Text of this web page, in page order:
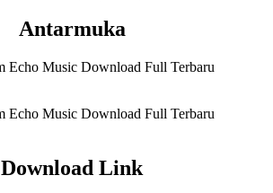
Antarmuka
Download Link